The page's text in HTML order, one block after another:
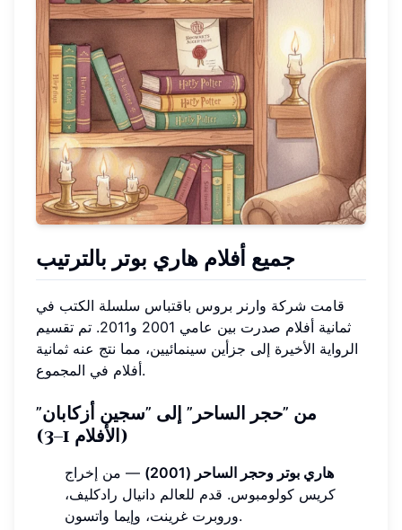
جميع أفلام هاري بوتر بالترتيب
قامت شركة وارنر بروس باقتباس سلسلة الكتب في
ثمانية أفلام صدرت بين عامي 2001 و2011. تم تقسيم
الرواية الأخيرة إلى جزأين سينمائيين، مما نتج عنه ثمانية
أفلام في المجموع.
من "حجر الساحر" إلى "سجين أزكابان"
(الأفلام 1–3)
هاري بوتر وحجر الساحر (2001)
— من إخراج
كريس كولومبوس. قدم للعالم دانيال رادكليف،
وروبرت غرينت، وإيما واتسون.